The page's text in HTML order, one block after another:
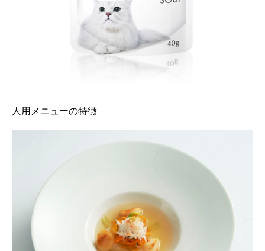
人用メニューの特徴